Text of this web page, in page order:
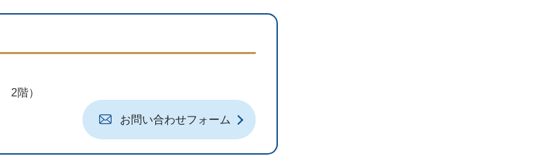
2階）
お問い合わせフォーム